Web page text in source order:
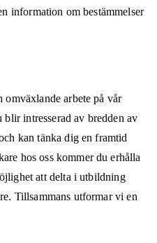
information om bestämmelser
omväxlande arbete på vår
intresserad av bredden av
kan tänka dig en framtid
hos oss kommer du erhålla
att delta i utbildning
Tillsammans utformar vi en